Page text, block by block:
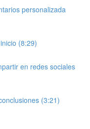
personalizada
(8:29)
en redes sociales
(3:21)